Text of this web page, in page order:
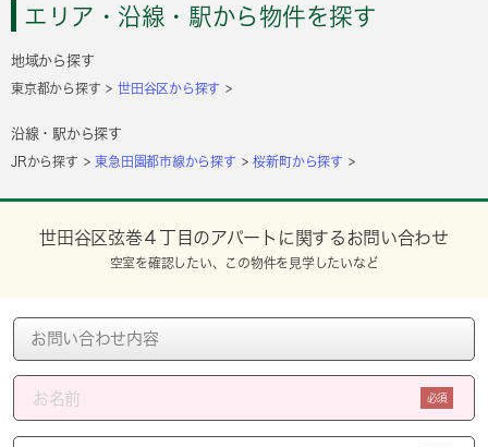
エリア・沿線・駅から物件を探す
地域から探す
東京都から探す 世田谷区から探す
沿線・駅から探す
JRから探す 東急田園都市線から探す 桜新町から探す
世田谷区弦巻４丁目のアパートに関するお問い合わせ
空室を確認したい、この物件を見学したいなど
必須